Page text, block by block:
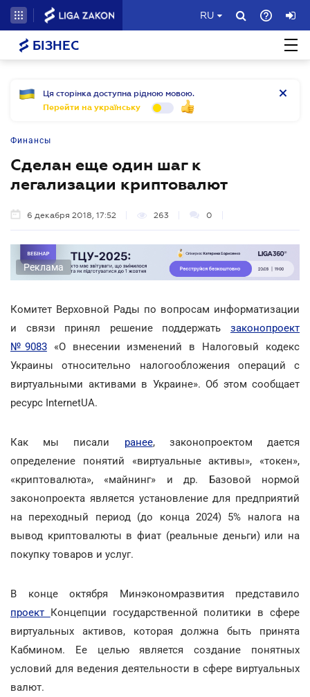
RU
БІЗНЕС
Ця сторінка доступна рідною мовою.
Перейти на українську
Финансы
Сделан еще один шаг к
легализации криптовалют
6 декабря 2018, 17:52 263 0
Реклама
Комитет Верховной Рады по вопросам информатизации
и связи принял решение поддержать законопроект
№9083«О внесении изменений в Налоговый кодекс
Украины относительно налогообложения операций с
виртуальными активами в Украине». Об этом сообщает
ресурс InternetUA.
Как мы писали ранее, законопроектом дается
определение понятий «виртуальные активы», «токен»,
«криптовалюта», «майнинг» и др. Базовой нормой
законопроекта является установление для предприятий
на переходный период (до конца 2024) 5% налога на
вывод криптовалюты в фиат (реальные деньги) или на
покупку товаров и услуг.
В конце октября Минэкономразвития представило
проект Концепции государственной политики в сфере
виртуальных активов, которая должна быть принята
Кабмином. Ее целью является создание понятных
условий для ведения деятельности в сфере виртуальных
валют.